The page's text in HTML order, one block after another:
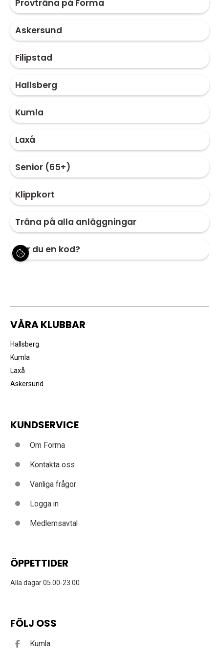
VÅRA KLUBBAR
Hallsberg
Kumla
Laxå
Askersund
KUNDSERVICE
Om Forma
Kontakta oss
Vanliga frågor
Logga in
Medlemsavtal
ÖPPETTIDER
Alla dagar 05.00-23.00
FÖLJ OSS
Kumla